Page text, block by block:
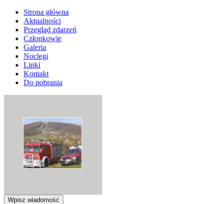
Strona główna
Aktualności
Przegląd zdarzeń
Członkowie
Galeria
Noclegi
Linki
Kontakt
Do pobrania
Wpisz wiadomość